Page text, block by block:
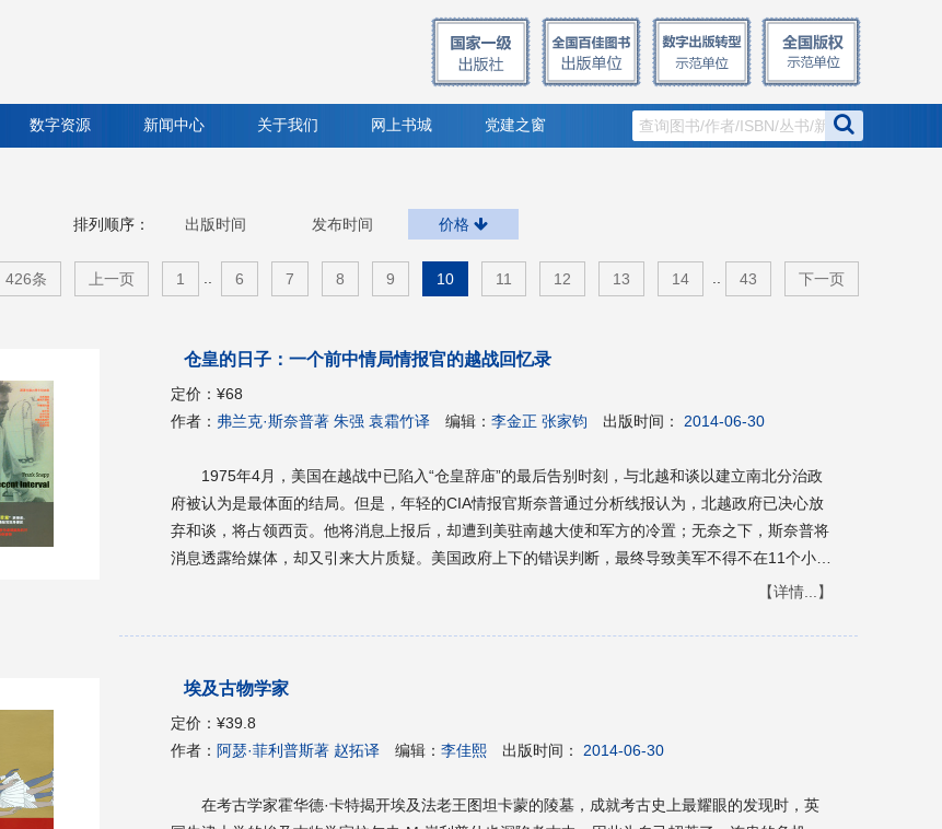
数字资源 新闻中心 关于我们 网上书城 党建之窗
排列顺序： 出版时间 发布时间 价格
426条 上一页 1 6 7 8 9 10 11 12 13 14 43 下一页
仓皇的日子：一个前中情局情报官的越战回忆录
定价：¥68
作者： 弗兰克·斯奈普著 朱强 袁霜竹译 编辑：李金正 张家钧 出版时间： 2014-06-30
1975年4月，美国在越战中已陷入“仓皇辞庙”的最后告别时刻，与北越和谈以建立南北分治政
府被认为是最体面的结局。但是，年轻的CIA情报官斯奈普通过分析线报认为，北越政府已决心放
弃和谈，将占领西贡。他将消息上报后，却遭到美驻南越大使和军方的冷置；无奈之下，斯奈普将
消息透露给媒体，却又引来大片质疑。美国政府上下的错误判断，最终导致美军不得不在11个小时
内狼狈撤离西贡，并将大量与美军并肩战斗过的南越盟友的命运交给了战争的残酷逻辑去决断……
【详情...】
埃及古物学家
定价：¥39.8
作者： 阿瑟·菲利普斯著 赵拓译 编辑：李佳熙 出版时间： 2014-06-30
在考古学家霍华德·卡特揭开埃及法老王图坦卡蒙的陵墓，成就考古史上最耀眼的发现时，英